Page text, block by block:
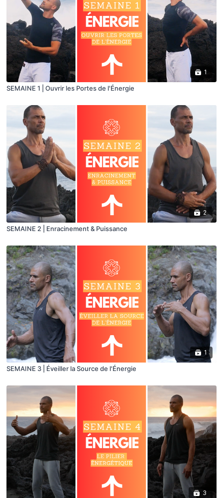
1
SEMAINE 1 | Ouvrir les Portes de l'Énergie
2
SEMAINE 2 | Enracinement & Puissance
1
SEMAINE 3 | Éveiller la Source de l'Énergie
3